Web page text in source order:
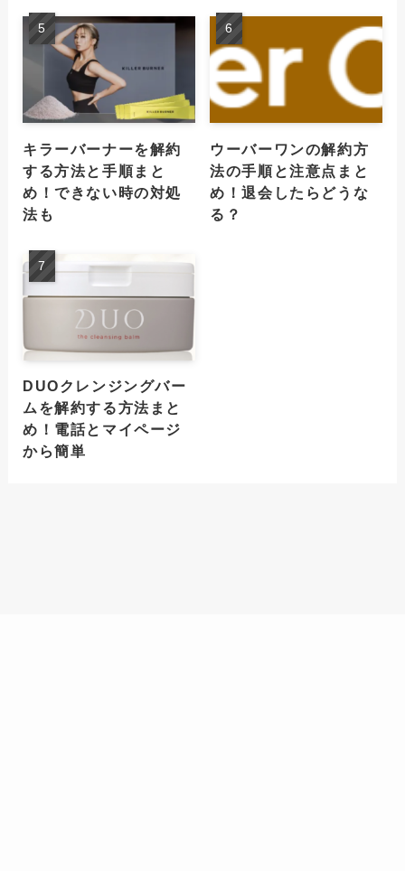
キラーバーナーを解約
する方法と手順まと
め！できない時の対処
法も
ウーバーワンの解約方
法の手順と注意点まと
め！退会したらどうな
る？
DUOクレンジングバー
ムを解約する方法まと
め！電話とマイページ
から簡単